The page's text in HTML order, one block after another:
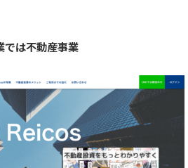
では不動産事業